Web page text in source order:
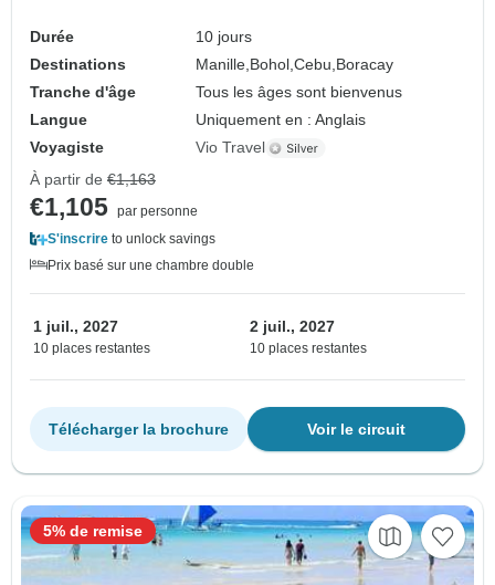
Durée
10 jours
Destinations
Manille, Bohol,Cebu, Boracay
Tranche d'âge
Tous les âges sont bienvenus
Langue
Uniquement en : Anglais
Voyagiste
Vio Travel
À partir de €1,163
€1,105 par personne
S'inscrire to unlock savings
Prix basé sur une chambre double
1 juil., 2027
10 places restantes
2 juil., 2027
10 places restantes
Voir le circuit
Télécharger la brochure
5% de remise